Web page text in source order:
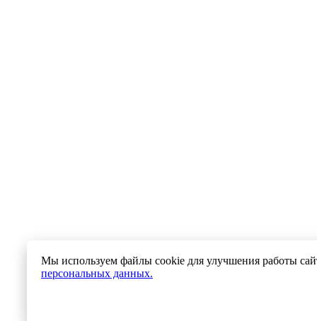
Мы используем файлы cookie для улучшения работы
персональных данных.